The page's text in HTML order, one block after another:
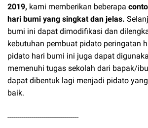
2019, kami memberikan beberapa
hari bumi yang singkat dan jelas.
bumi ini dapat dimodifikasi dan
kebutuhan pembuat pidato peringatan
pidato hari bumi ini juga dapat
memenuhi tugas sekolah dari bapak/
dapat dibentuk lagi menjadi pidato
baik.
------------------------------------